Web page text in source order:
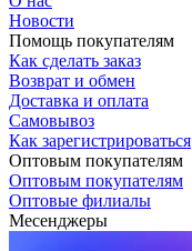
Новости
Помощь покупателям
Как сделать заказ
Возврат и обмен
Доставка и оплата
Самовывоз
Как зарегистрироваться
Оптовым покупателям
Оптовым покупателям
Оптовые филиалы
Месенджеры